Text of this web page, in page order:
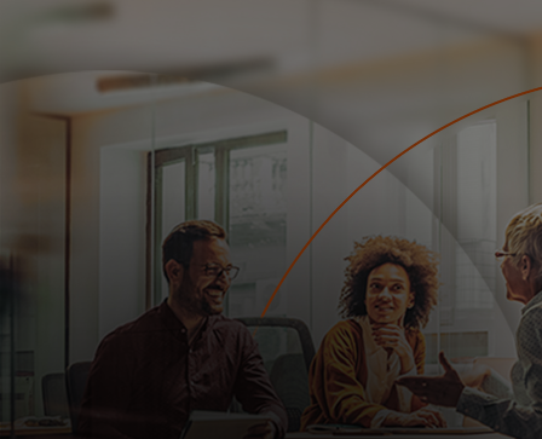
비즈니스 고객
이노베이터
뉴스 & 인사이트